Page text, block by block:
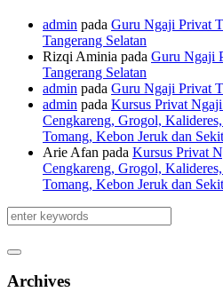
admin pada Guru Ngaji Privat
Tangerang Selatan
Rizqi Aminia pada Guru Ngaji
Tangerang Selatan
admin pada Guru Ngaji Privat
admin pada Kursus Privat
Cengkareng, Grogol,
Tomang, Kebon Jeruk dan
Arie Afan pada Kursus Privat
Cengkareng, Grogol,
Tomang, Kebon Jeruk dan
Archives